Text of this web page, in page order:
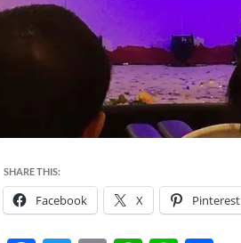
SHARE THIS:
Facebook X Pinterest